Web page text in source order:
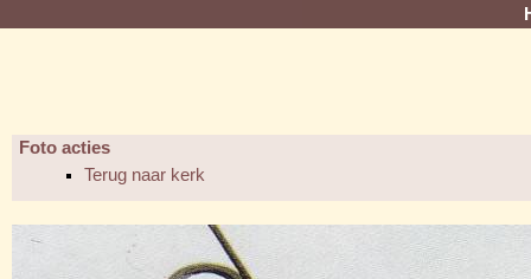
Foto acties
Terug naar kerk